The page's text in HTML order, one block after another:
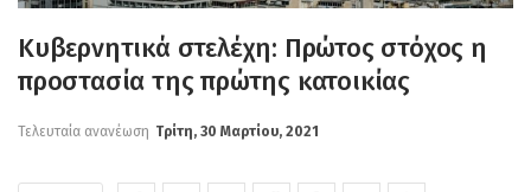
Κυβερνητικά στελέχη: Πρώτος στόχος η
προστασία της πρώτης κατοικίας
Τελευταία ανανέωση Τρίτη, 30 Μαρτίου, 2021